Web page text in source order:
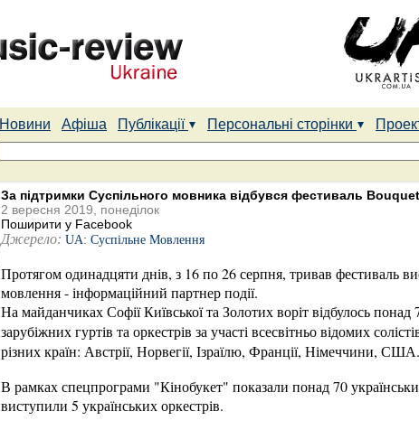
Новини Афіша Публікації Персональні сторінки
За підтримки Суспільного мовника відбувся фестиваль
2 вересня 2019, понеділок
Поширити у Facebook
Джерело: UA: Суспільне Мовлення
Протягом одинадцяти днів, з 16 по 26 серпня, тривав фестиваль
мовлення - інформаційний партнер події.
На майданчиках Софії Київської та Золотих воріт відбулось
зарубіжних гуртів та оркестрів за участі всесвітньо відомих
різних країн: Австрії, Норвегії, Ізраїлю, Франції, Німеччини, США.
В рамках спецпрограми "Кінобукет" показали понад 70
виступили 5 українських оркестрів.